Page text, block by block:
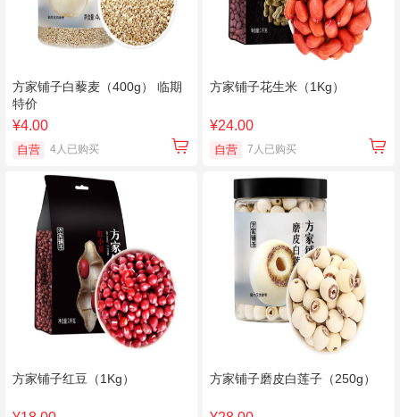
方家铺子白藜麦（400g） 临期
特价
¥4.00
自营 4人已购买
方家铺子花生米（1Kg）
¥24.00
自营 7人已购买
方家铺子红豆（1Kg） 方家铺子磨皮白莲子（250g）